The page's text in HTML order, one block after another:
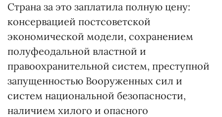
Страна за это заплатила полную цену:
консервацией постсоветской
экономической модели, сохранением
полуфеодальной властной и
правоохранительной систем, преступной
запущенностью Вооруженных сил и
систем национальной безопасности,
наличием хилого и опасного